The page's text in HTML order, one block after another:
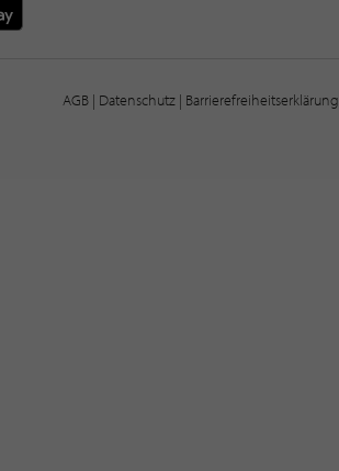
AGB | Datenschutz | Barrierefreiheitserklärung